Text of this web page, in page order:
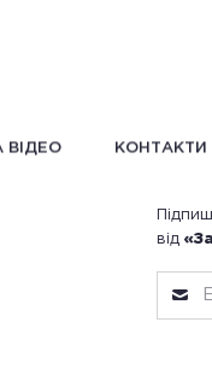
ВІДЕО КОНТАКТИ
від